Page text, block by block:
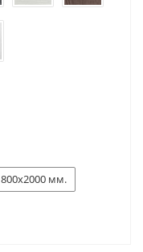
800x2000 мм.